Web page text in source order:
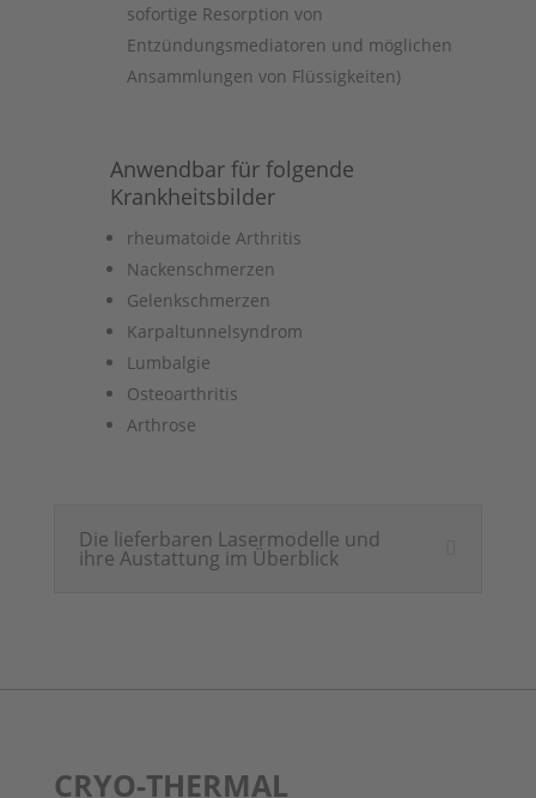
sofortige Resorption von
Entzündungsmediatoren und möglichen
Ansammlungen von Flüssigkeiten)
Anwendbar für folgende
Krankheitsbilder
rheumatoide Arthritis
Nackenschmerzen
Gelenkschmerzen
Karpaltunnelsyndrom
Lumbalgie
Osteoarthritis
Arthrose
Die lieferbaren Lasermodelle und
ihre Austattung im Überblick
CRYO-THERMAL